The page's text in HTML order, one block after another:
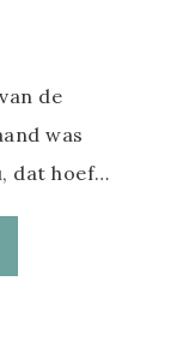
de
was
dat hoef…